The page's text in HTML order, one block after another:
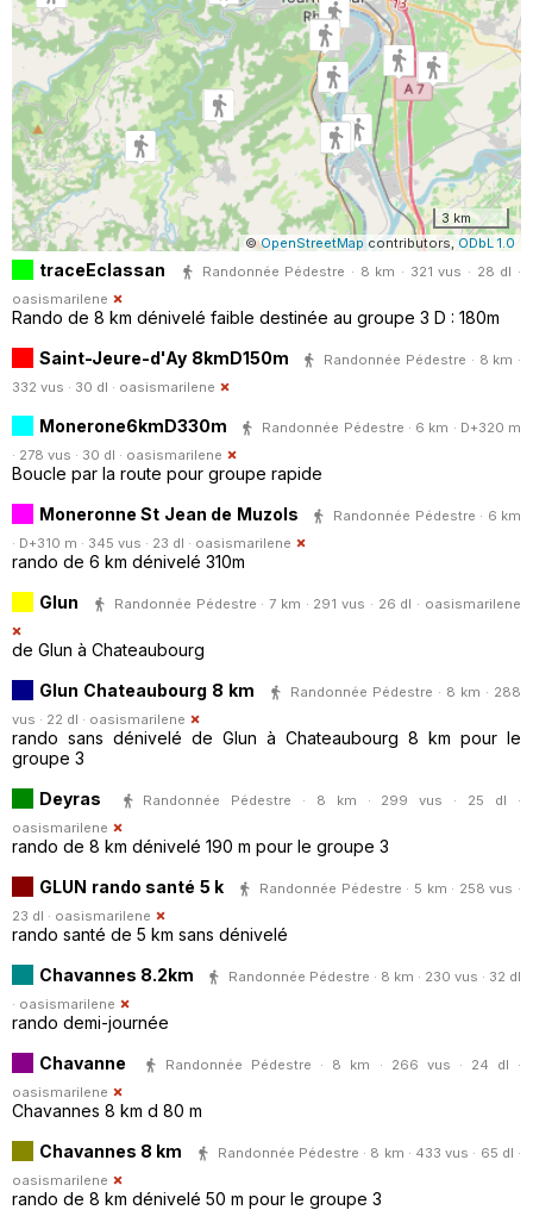
3 km
©OpenStreetMap contributors, ODbL 1.0
traceEclassan
Randonnée Pédestre · 8 km · 321 vus · 28 dl ·
oasismarilene
Rando de 8 km dénivelé faible destinée au groupe 3 D : 180m
Saint-Jeure-d'Ay 8kmD150m
Randonnée Pédestre · 8 km ·
332 vus · 30 dl · oasismarilene
Monerone6kmD330m
Randonnée Pédestre · 6 km · D+320 m
· 278 vus · 30 dl · oasismarilene
Boucle par la route pour groupe rapide
Moneronne St Jean de Muzols
Randonnée Pédestre · 6 km
· D+310 m · 345 vus · 23 dl · oasismarilene
rando de 6 km dénivelé 310m
Glun
Randonnée Pédestre · 7 km · 291 vus · 26 dl · oasismarilene
de Glun à Chateaubourg
Glun Chateaubourg 8 km
Randonnée Pédestre · 8 km · 288
vus · 22 dl · oasismarilene
rando sans dénivelé de Glun à Chateaubourg 8 km pour le
groupe 3
Deyras
Randonnée Pédestre · 8 km · 299 vus · 25 dl ·
oasismarilene
rando de 8 km dénivelé 190 m pour le groupe 3
GLUN rando santé 5 k
Randonnée Pédestre · 5 km · 258 vus ·
23 dl · oasismarilene
rando santé de 5 km sans dénivelé
Chavannes 8.2km
Randonnée Pédestre · 8 km · 230 vus · 32 dl
· oasismarilene
rando demi-journée
Chavanne
Randonnée Pédestre · 8 km · 266 vus · 24 dl ·
oasismarilene
Chavannes 8 km d 80 m
Chavannes 8 km
Randonnée Pédestre · 8 km · 433 vus · 65 dl ·
oasismarilene
rando de 8 km dénivelé 50 m pour le groupe 3